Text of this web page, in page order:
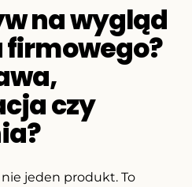
na wygląd
czy
jeden produkt. To